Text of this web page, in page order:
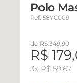
Polo
Ref: 58YC009
deR$ 349,90
R$
3x R$ 59,67